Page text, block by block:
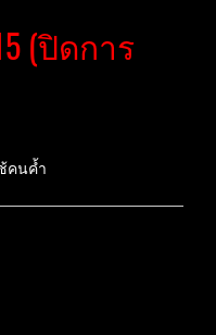
(ปิดการ
คนค้ำ